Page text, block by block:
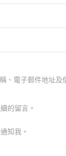
、電子郵件地址及
的留言。
知我。